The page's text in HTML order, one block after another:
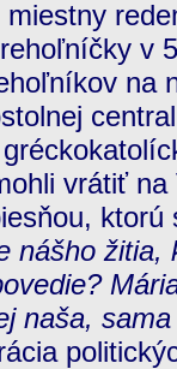
v
na
vrátiť
nášho
naša, sama